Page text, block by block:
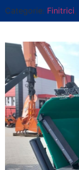
Categorie: Finitrici,